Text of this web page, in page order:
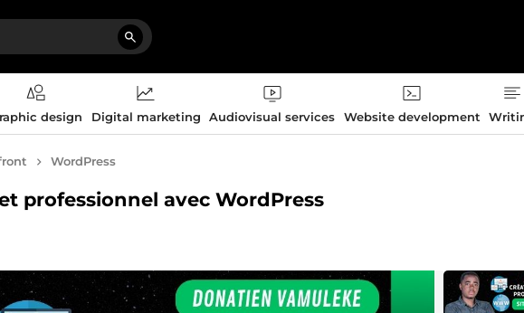
design Digital marketing Audiovisual services Website development
WordPress
professionnel avec WordPress